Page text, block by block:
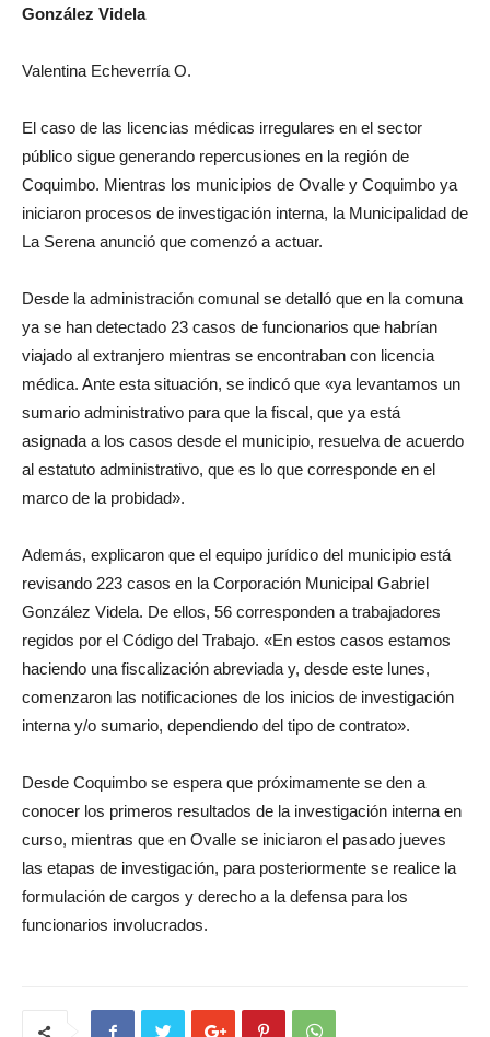
González Videla
Valentina Echeverría O.
El caso de las licencias médicas irregulares en el sector
público sigue generando repercusiones en la región de
Coquimbo. Mientras los municipios de Ovalle y Coquimbo ya
iniciaron procesos de investigación interna, la Municipalidad de
La Serena anunció que comenzó a actuar.
Desde la administración comunal se detalló que en la comuna
ya se han detectado 23 casos de funcionarios que habrían
viajado al extranjero mientras se encontraban con licencia
médica. Ante esta situación, se indicó que «ya levantamos un
sumario administrativo para que la fiscal, que ya está
asignada a los casos desde el municipio, resuelva de acuerdo
al estatuto administrativo, que es lo que corresponde en el
marco de la probidad».
Además, explicaron que el equipo jurídico del municipio está
revisando 223 casos en la Corporación Municipal Gabriel
González Videla. De ellos, 56 corresponden a trabajadores
regidos por el Código del Trabajo. «En estos casos estamos
haciendo una fiscalización abreviada y, desde este lunes,
comenzaron las notificaciones de los inicios de investigación
interna y/o sumario, dependiendo del tipo de contrato».
Desde Coquimbo se espera que próximamente se den a
conocer los primeros resultados de la investigación interna en
curso, mientras que en Ovalle se iniciaron el pasado jueves
las etapas de investigación, para posteriormente se realice la
formulación de cargos y derecho a la defensa para los
funcionarios involucrados.